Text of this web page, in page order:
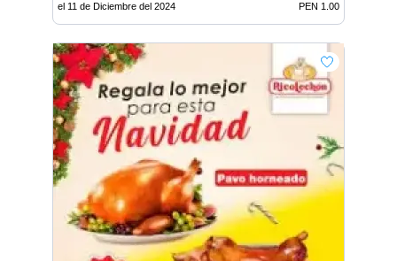
el 11 de Diciembre del 2024 PEN 1.00